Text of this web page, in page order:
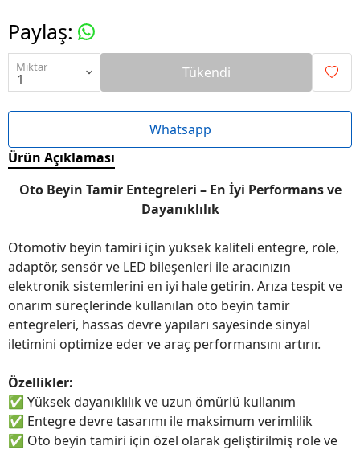
Paylaş:
Miktar Tükendi
Whatsapp
Ürün Açıklaması
Oto Beyin Tamir Entegreleri – En İyi Performans ve
Dayanıklılık
Otomotiv beyin tamiri için yüksek kaliteli entegre, röle,
adaptör, sensör ve LED bileşenleri ile aracınızın
elektronik sistemlerini en iyi hale getirin. Arıza tespit ve
onarım süreçlerinde kullanılan oto beyin tamir
entegreleri, hassas devre yapıları sayesinde sinyal
iletimini optimize eder ve araç performansını artırır.
Özellikler:
✅ Yüksek dayanıklılık ve uzun ömürlü kullanım
✅ Entegre devre tasarımı ile maksimum verimlilik
✅ Oto beyin tamiri için özel olarak geliştirilmiş role ve